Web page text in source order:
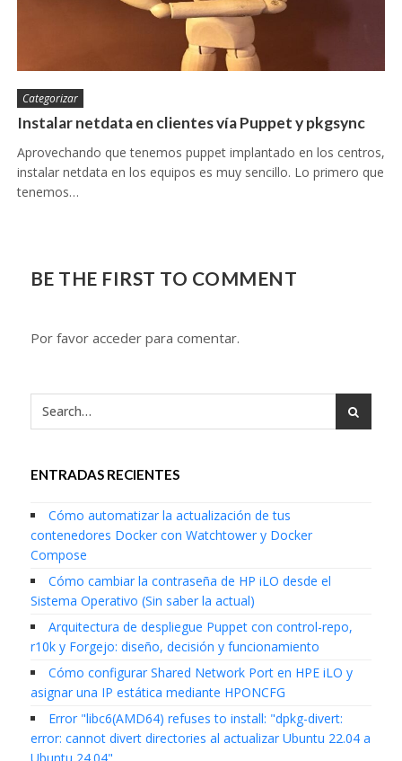
Categorizar
Instalar netdata en clientes vía Puppet y pkgsync
Aprovechando que tenemos puppet implantado en los centros,
instalar netdata en los equipos es muy sencillo. Lo primero que
tenemos…
BE THE FIRST TO COMMENT
Por favor acceder para comentar.
ENTRADAS RECIENTES
Cómo automatizar la actualización de tus
contenedores Docker con Watchtower y Docker
Compose
Cómo cambiar la contraseña de HP iLO desde el
Sistema Operativo (Sin saber la actual)
Arquitectura de despliegue Puppet con control-repo,
r10k y Forgejo: diseño, decisión y funcionamiento
Cómo configurar Shared Network Port en HPE iLO y
asignar una IP estática mediante HPONCFG
Error "libc6(AMD64) refuses to install: "dpkg-divert:
error: cannot divert directories al actualizar Ubuntu 22.04 a